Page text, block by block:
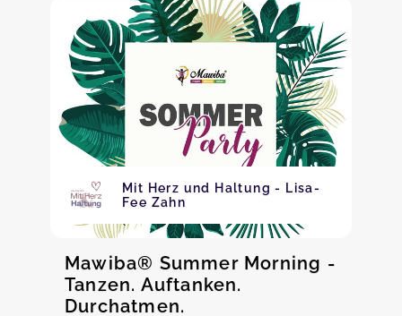
Mit Herz und Haltung - Lisa-
Fee Zahn
Mawiba® Summer Morning -
Tanzen. Auftanken.
Durchatmen.